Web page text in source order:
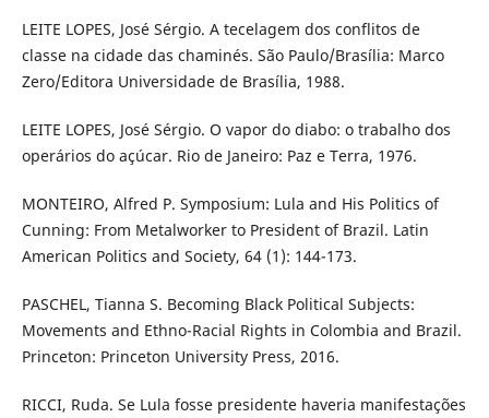
LEITE LOPES, José Sérgio. A tecelagem dos conflitos de
classe na cidade das chaminés. São Paulo/Brasília: Marco
Zero/Editora Universidade de Brasília, 1988.
LEITE LOPES, José Sérgio. O vapor do diabo: o trabalho dos
operários do açúcar. Rio de Janeiro: Paz e Terra, 1976.
MONTEIRO, Alfred P. Symposium: Lula and His Politics of
Cunning: From Metalworker to President of Brazil. Latin
American Politics and Society, 64 (1): 144-173.
PASCHEL, Tianna S. Becoming Black Political Subjects:
Movements and Ethno-Racial Rights in Colombia and Brazil.
Princeton: Princeton University Press, 2016.
RICCI, Ruda. Se Lula fosse presidente haveria manifestações